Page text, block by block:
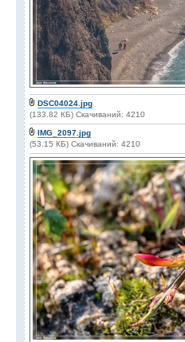
DSC04024.jpg
(133.82 КБ) Скачиваний: 4210
IMG_2097.jpg
(53.15 КБ) Скачиваний: 4210